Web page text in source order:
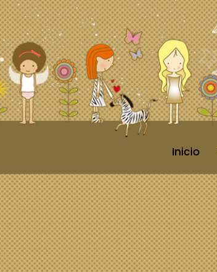
Inicio